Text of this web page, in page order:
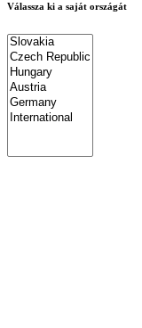
Válassza ki a saját országát